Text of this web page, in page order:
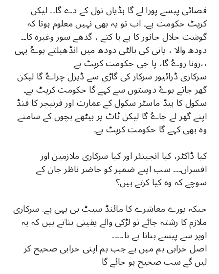
قصائی پیسے پورا لے گا ہڈیاں تول کے دے گا۔۔ لیکن
کرپٹ حکومت ہے۔ اب تو یہ بھی نہیں معلوم ہوتا کہ
گوشت حلال جانور کا ہے یا کتے ، گدھے سور وغیرہ کا۔۔
دودھ والا ، پانی کی بالٹی دودھ میں انڈھیلتے ہوےُ یہی
رونا روےُ گا، پا جی حکومت کرپٹ ہے،،
سرکاری ڈرائیور سرکار کی گاڑی سے ڈیزل چراےُ گا لیکن
گھر جاتے ہوےُ دوستوں سے کہے گا حکومت کرپٹ ہے۔
سکول کا ہیڈ ماسٹر سکول کے عمارت اور فرنیچر کا فنڈ
اپنے گھر لے جاےُ گا لیکن ٹاٹ پر بیٹھے بچوں کے سامنے
وہ بھی کہے گا حکومت کرپٹ ہے۔
کیا ڈاکٹر، کیا انجینئر اور کیا سرکاری ملازمین اور
افسران۔۔۔ سب اپنے ضمیر کو حاضر ناظر جان کے
سوچے کہ وہ کیا کرتے ہیں؟
جبکہ پورے معاشرے کا مائنڈ سیٹ ہی یہی ہے. سرکاری
ملازم کا رشتہ جائے تو لڑکی والے یقینی بناتے ہیں کہ یہ
اوپر سے پیسے بناتا ہے نا.۔۔۔۔
اصل خرابی ہم میں ہے جب ہم اپنی خرابی صحیح کر
لیں گے سب صحیح ہو جائے گا